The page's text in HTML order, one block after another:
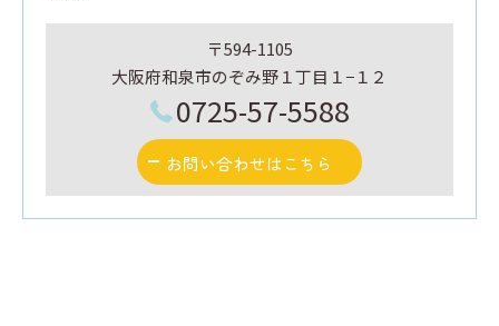
〒594-1105
大阪府和泉市のぞみ野１丁目１−１２
0725-57-5588
お問い合わせはこちら